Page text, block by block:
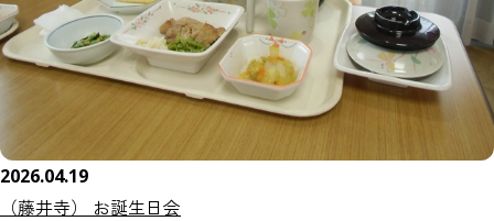
2026.04.19
（藤井寺） お誕生日会